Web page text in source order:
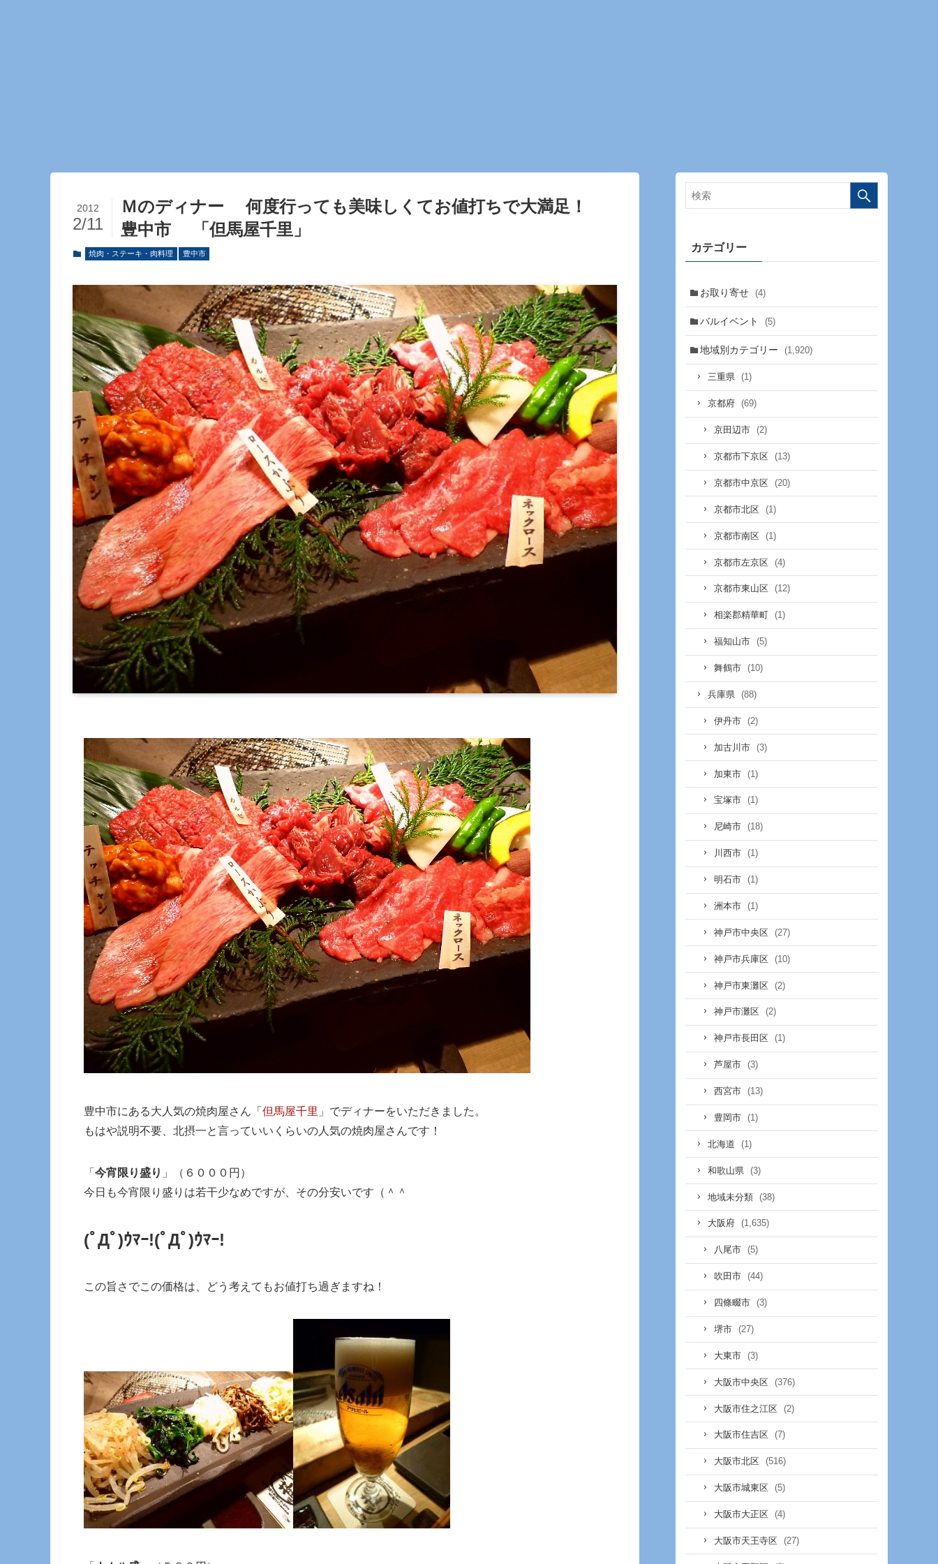
Ｍのディナー 何度行っても美味しくてお値打ちで大満足！
豊中市 「但馬屋千里」
2012
2/11
焼肉・ステーキ・肉料理 豊中市
豊中市にある大人気の焼肉屋さん「 但馬屋千里 」でディナーをいただきました。
もはや説明不要、北摂一と言っていいくらいの人気の焼肉屋さんです！
「 今宵限り盛り 」（６０００円）
今日も今宵限り盛りは若干少なめですが、その分安いです（＾＾
(ﾟДﾟ)ｳﾏｰ!(ﾟДﾟ)ｳﾏｰ!
この旨さでこの価格は、どう考えてもお値打ち過ぎますね！
カテゴリー
お取り寄せ (4)
バルイベント (5)
地域別カテゴリー (1,920)
三重県 (1)
京都府 (69)
京田辺市 (2)
京都市下京区 (13)
京都市中京区 (20)
京都市北区 (1)
京都市南区 (1)
京都市左京区 (4)
京都市東山区 (12)
相楽郡精華町 (1)
福知山市 (5)
舞鶴市 (10)
兵庫県 (88)
伊丹市 (2)
加古川市 (3)
加東市 (1)
宝塚市 (1)
尼崎市 (18)
川西市 (1)
明石市 (1)
洲本市 (1)
神戸市中央区 (27)
神戸市兵庫区 (10)
神戸市東灘区 (2)
神戸市灘区 (2)
神戸市長田区 (1)
芦屋市 (3)
西宮市 (13)
豊岡市 (1)
北海道 (1)
和歌山県 (3)
地域未分類 (38)
大阪府 (1,635)
八尾市 (5)
吹田市 (44)
四條畷市 (3)
堺市 (27)
大東市 (3)
大阪市中央区 (376)
大阪市住之江区 (2)
大阪市住吉区 (7)
大阪市北区 (516)
大阪市城東区 (5)
大阪市大正区 (4)
大阪市天王寺区 (27)